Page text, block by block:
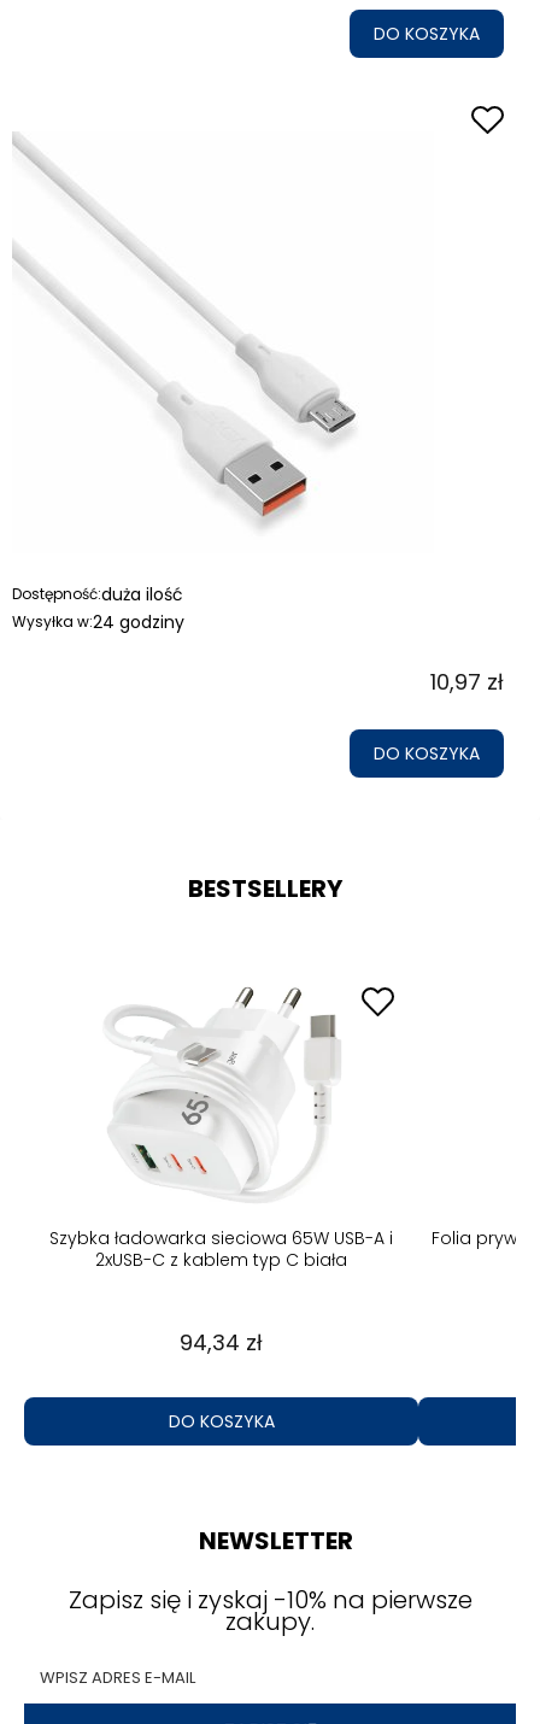
DO KOSZYKA
Dostępność:duża ilość
Wysyłka w:24 godziny
10,97 zł
DO KOSZYKA
BESTSELLERY
Szybka ładowarka sieciowa 65W USB-A i
2xUSB-C z kablem typ C biała
94,34 zł
DO KOSZYKA
Folia
NEWSLETTER
Zapisz się i zyskaj -10% na pierwsze
zakupy.